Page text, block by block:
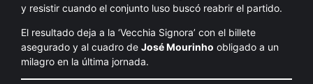
y resistir cuando el conjunto luso buscó reabrir el partido.
El resultado deja a la ‘Vecchia Signora’ con el billete
asegurado y al cuadro de José Mourinho obligado a un
milagro en la última jornada.